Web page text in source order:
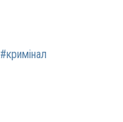
#кримінал